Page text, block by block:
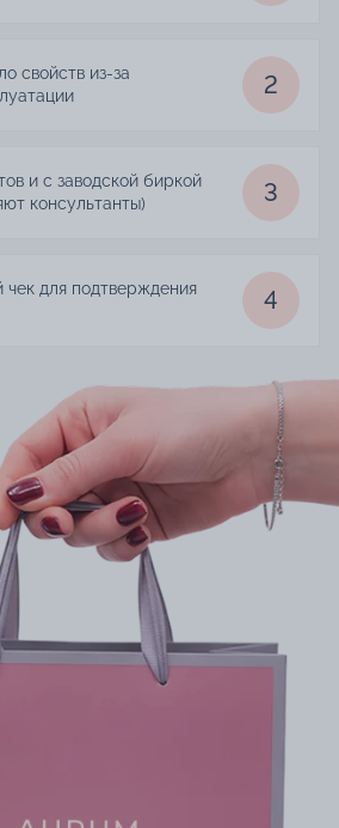
свойств из-за
2
и с заводской биркой
консультанты)
3
для подтверждения
4